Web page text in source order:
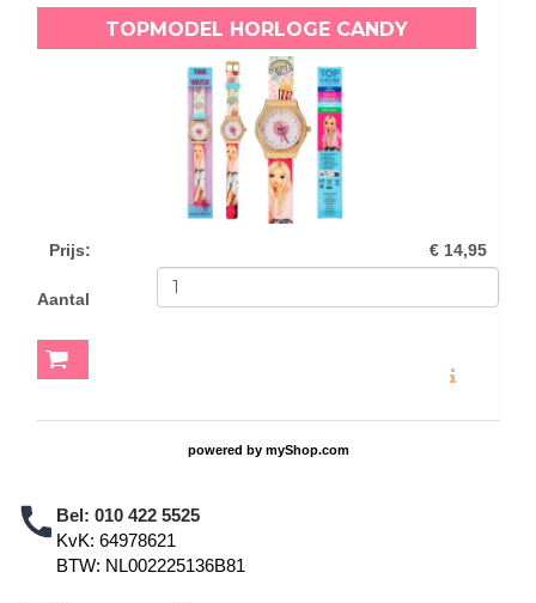
TOPMODEL HORLOGE CANDY
Prijs: € 14,95
Aantal
powered by myShop.com
Bel: 010 422 5525
KvK: 64978621
BTW: NL002225136B81